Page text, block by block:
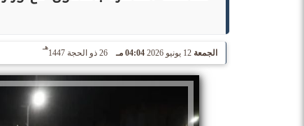
الجمعة 12 يونيو 2026 04:04 مـ 26 ذو الحجة 1447
هـ